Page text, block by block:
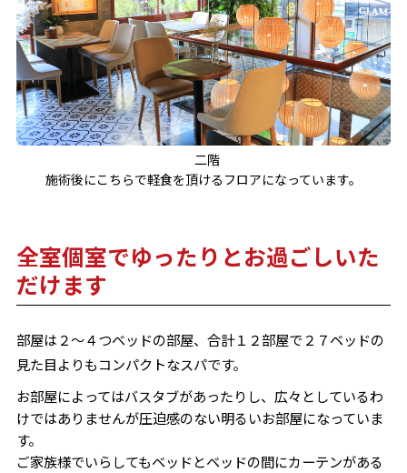
二階
施術後にこちらで軽食を頂けるフロアになっています。
全室個室でゆったりとお過ごしいた
だけます
部屋は２～４つベッドの部屋、合計１２部屋で２７ベッドの
見た目よりもコンパクトなスパです。
お部屋によってはバスタブがあったりし、広々としているわ
けではありませんが圧迫感のない明るいお部屋になっていま
す。
ご家族様でいらしてもベッドとベッドの間にカーテンがある